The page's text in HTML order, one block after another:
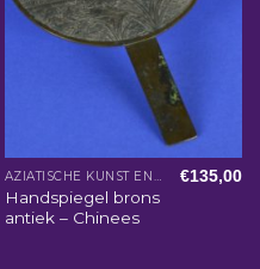
AZIATISCHE KUNST EN WOONACCESSOIRES
Handspiegel brons
antiek – Chinees
€135,00